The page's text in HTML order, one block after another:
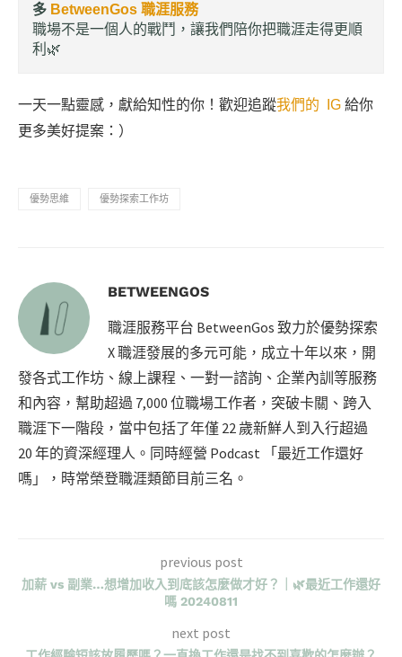
多 BetweenGos 職涯服務
職場不是一個人的戰鬥，讓我們陪你把職涯走得更順
利🌿
一天一點靈感，獻給知性的你！歡迎追蹤我們的 IG 給你
更多美好提案：）
優勢思維 優勢探索工作坊
BETWEENGOS
職涯服務平台 BetweenGos 致力於優勢探索
X 職涯發展的多元可能，成立十年以來，開
發各式工作坊、線上課程、一對一諮詢、企業內訓等服務
和內容，幫助超過 7,000 位職場工作者，突破卡關、跨入
職涯下一階段，當中包括了年僅 22 歲新鮮人到入行超過
20 年的資深經理人。同時經營 Podcast 「最近工作還好
嗎」，時常榮登職涯類節目前三名。
previous post
加薪 vs 副業…想增加收入到底該怎麼做才好？｜🌿最近工作還好
嗎 20240811
next post